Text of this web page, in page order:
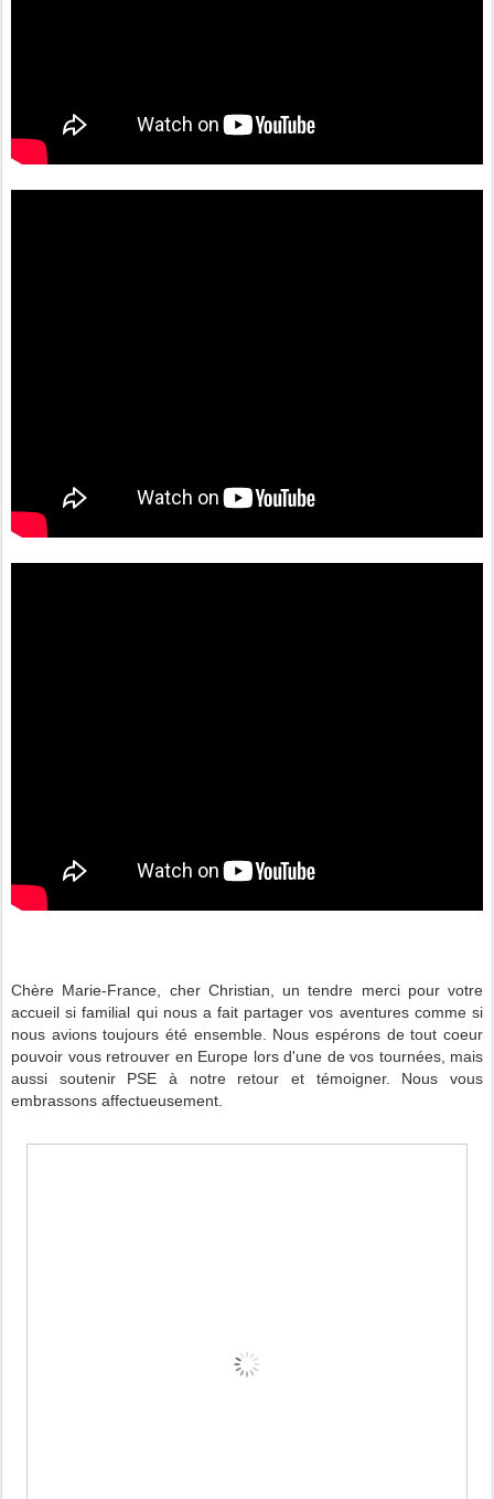
Chère Marie-France, cher Christian, un tendre merci pour votre
accueil si familial qui nous a fait partager vos aventures comme si
nous avions toujours été ensemble. Nous espérons de tout coeur
pouvoir vous retrouver en Europe lors d'une de vos tournées, mais
aussi soutenir PSE à notre retour et témoigner. Nous vous
embrassons affectueusement.